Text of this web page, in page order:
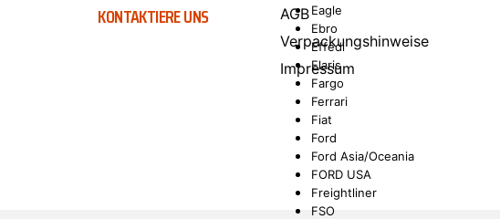
Eagle
Ebro
Effedi
Elaris
Fargo
Ferrari
Fiat
Ford
Ford Asia/Oceania
FORD USA
Freightliner
FSO
KONTAKTIERE UNS
AGB
Verpackungshinweise
Impressum